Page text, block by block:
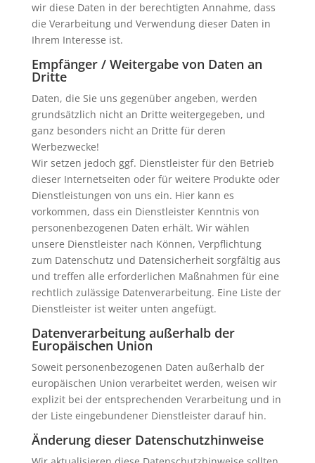
wir diese Daten in der berechtigten Annahme, dass
die Verarbeitung und Verwendung dieser Daten in
Ihrem Interesse ist.
Empfänger / Weitergabe von Daten an
Dritte
Daten, die Sie uns gegenüber angeben, werden
grundsätzlich nicht an Dritte weitergegeben, und
ganz besonders nicht an Dritte für deren
Werbezwecke!
Wir setzen jedoch ggf. Dienstleister für den Betrieb
dieser Internetseiten oder für weitere Produkte oder
Dienstleistungen von uns ein. Hier kann es
vorkommen, dass ein Dienstleister Kenntnis von
personenbezogenen Daten erhält. Wir wählen
unsere Dienstleister nach Können, Verpflichtung
zum Datenschutz und Datensicherheit sorgfältig aus
und treffen alle erforderlichen Maßnahmen für eine
rechtlich zulässige Datenverarbeitung. Eine Liste der
Dienstleister ist weiter unten angefügt.
Datenverarbeitung außerhalb der
Europäischen Union
Soweit personenbezogenen Daten außerhalb der
europäischen Union verarbeitet werden, weisen wir
explizit bei der entsprechenden Verarbeitung und in
der Liste eingebundener Dienstleister darauf hin.
Änderung dieser Datenschutzhinweise